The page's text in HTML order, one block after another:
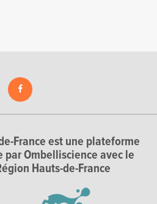
France est une plateforme
Ombelliscience avec le
Hauts-de-France